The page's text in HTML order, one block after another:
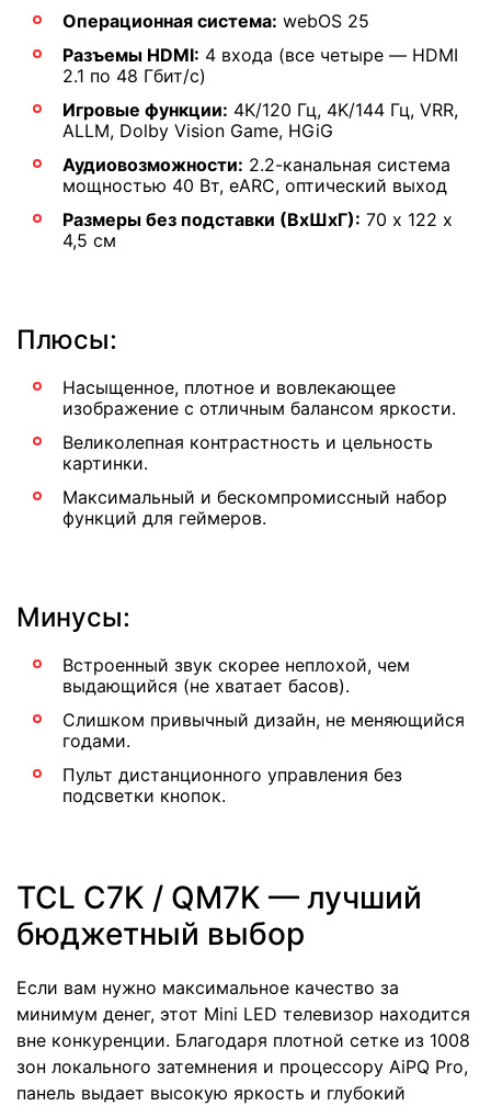
Операционная система: webOS 25
Разъемы HDMI: 4 входа (все четыре — HDMI
2.1 по 48 Гбит/с)
Игровые функции: 4K/120 Гц, 4K/144 Гц, VRR,
ALLM, Dolby Vision Game, HGiG
Аудиовозможности: 2.2-канальная система
мощностью 40 Вт, eARC, оптический выход
Размеры без подставки (ВхШхГ): 70 х 122 х
4,5 см
Плюсы:
Насыщенное, плотное и вовлекающее
изображение с отличным балансом яркости.
Великолепная контрастность и цельность
картинки.
Максимальный и бескомпромиссный набор
функций для геймеров.
Минусы:
Встроенный звук скорее неплохой, чем
выдающийся (не хватает басов).
Слишком привычный дизайн, не меняющийся
годами.
Пульт дистанционного управления без
подсветки кнопок.
TCL C7K / QM7K — лучший
бюджетный выбор
Если вам нужно максимальное качество за
минимум денег, этот Mini LED телевизор находится
вне конкуренции. Благодаря плотной сетке из 1008
зон локального затемнения и процессору AiPQ Pro,
панель выдает высокую яркость и глубокий